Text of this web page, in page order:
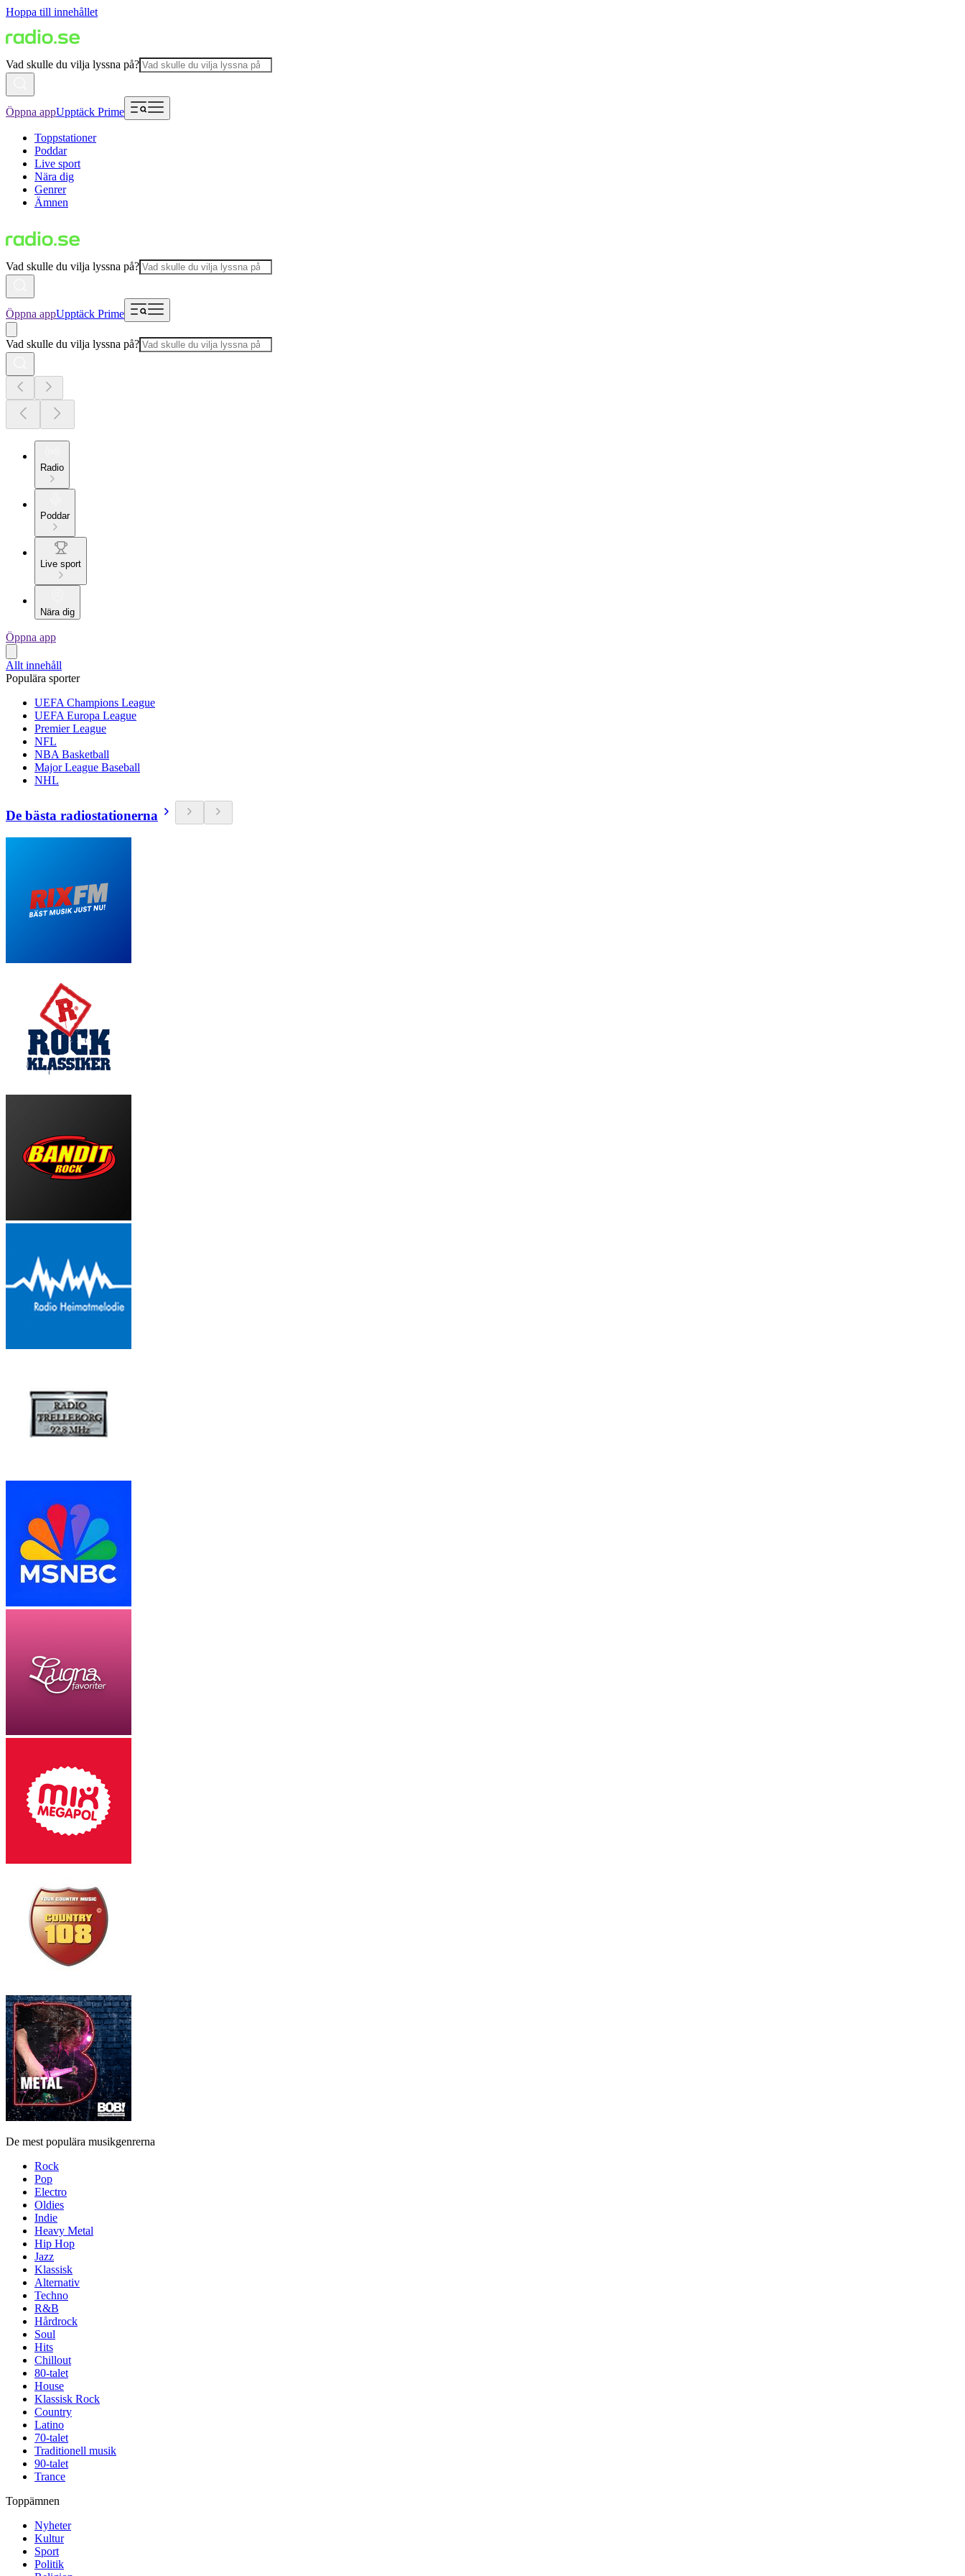
Hoppa till innehållet
Vad skulle du vilja lyssna på?
Öppna appUpptäck Prime
Toppstationer
Poddar
Live sport
Nära dig
Genrer
Ämnen
Vad skulle du vilja lyssna på?
Öppna appUpptäck Prime
Vad skulle du vilja lyssna på?
Radio
Poddar
Live sport
Nära dig
Öppna app
Allt innehåll
Populära sporter
UEFA Champions League
UEFA Europa League
Premier League
NFL
NBA Basketball
Major League Baseball
NHL
De bästa radiostationerna
De mest populära musikgenrerna
Rock
Pop
Electro
Oldies
Indie
Heavy Metal
Hip Hop
Jazz
Klassisk
Alternativ
Techno
R&B
Hårdrock
Soul
Hits
Chillout
80-talet
House
Klassisk Rock
Country
Latino
70-talet
Traditionell musik
90-talet
Trance
Toppämnen
Nyheter
Kultur
Sport
Politik